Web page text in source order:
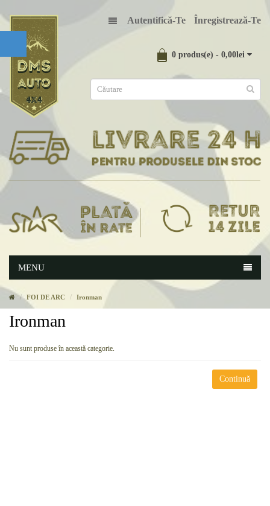
Autentifică-Te Înregistrează-Te
0 produs(e) - 0,00lei
MENU
FOI DE ARC Ironman
Ironman
Nu sunt produse în această categorie.
Continuă